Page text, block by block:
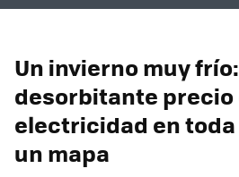
Un invierno muy
desorbitante precio
electricidad en toda
un mapa